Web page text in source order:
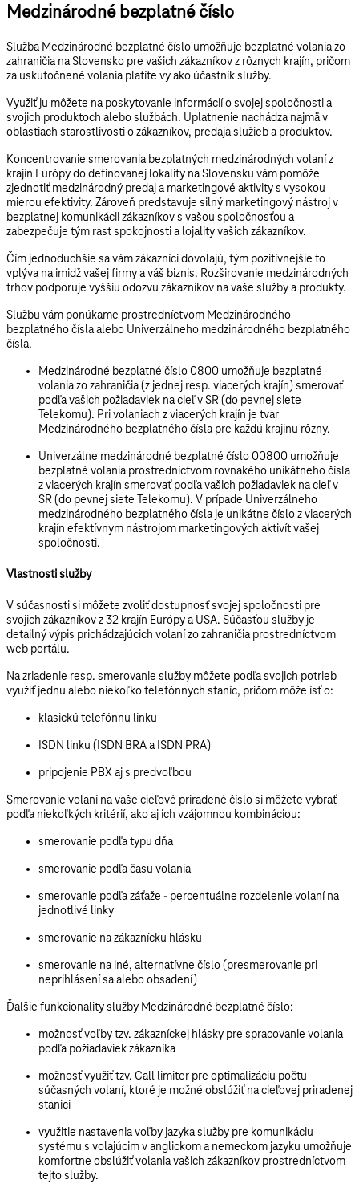
Medzinárodné bezplatné číslo
Služba Medzinárodné bezplatné číslo umožňuje bezplatné volania zo
zahraničia na Slovensko pre vašich zákazníkov z rôznych krajín, pričom
za uskutočnené volania platíte vy ako účastník služby.
Využiť ju môžete na poskytovanie informácií o svojej spoločnosti a
svojich produktoch alebo službách. Uplatnenie nachádza najmä v
oblastiach starostlivosti o zákazníkov, predaja služieb a produktov.
Koncentrovanie smerovania bezplatných medzinárodných volaní z
krajín Európy do definovanej lokality na Slovensku vám pomôže
zjednotiť medzinárodný predaj a marketingové aktivity s vysokou
mierou efektivity. Zároveň predstavuje silný marketingový nástroj v
bezplatnej komunikácii zákazníkov s vašou spoločnosťou a
zabezpečuje tým rast spokojnosti a lojality vašich zákazníkov.
Čím jednoduchšie sa vám zákazníci dovolajú, tým pozitívnejšie to
vplýva na imidž vašej firmy a váš biznis. Rozširovanie medzinárodných
trhov podporuje vyššiu odozvu zákazníkov na vaše služby a produkty.
Službu vám ponúkame prostredníctvom Medzinárodného
bezplatného číslaalebo Univerzálneho medzinárodného bezplatného
čísla.
Medzinárodné bezplatné číslo 0800 umožňuje bezplatné
volania zo zahraničia (z jednej resp. viacerých krajín) smerovať
podľa vašich požiadaviek na cieľ v SR (do pevnej siete
Telekomu). Pri volaniach z viacerých krajín je tvar
Medzinárodného bezplatného čísla pre každú krajinu rôzny.
Univerzálne medzinárodné bezplatné číslo 00800 umožňuje
bezplatné volania prostredníctvom rovnakého unikátneho čísla
z viacerých krajín smerovať podľa vašich požiadaviek na cieľ v
SR (do pevnej siete Telekomu). V prípade Univerzálneho
medzinárodného bezplatného čísla je unikátne číslo z viacerých
krajín efektívnym nástrojom marketingových aktivít vašej
spoločnosti.
Vlastnosti služby
V súčasnosti si môžete zvoliťdostupnosť svojej spoločnosti pre
svojich zákazníkovz 32 krajín Európy a USA. Súčasťou služby je
detailný výpis prichádzajúcich volaní zo zahraničia prostredníctvom
web portálu.
Nazriadenie resp. smerovanie služby môžete podľa svojich potrieb
využiť jednu alebo niekoľko telefónnych staníc, pričom môže ísť o:
klasickú telefónnu linku
ISDN linku (ISDN BRA a ISDN PRA)
pripojenie PBX aj s predvoľbou
Smerovanie volaní na vaše cieľové priradené číslo si môžete vybrať
podľa niekoľkých kritérií, ako aj ich vzájomnou kombináciou:
smerovanie podľa typu dňa
smerovanie podľa času volania
smerovanie podľa záťaže - percentuálne rozdelenie volaní na
jednotlivé linky
smerovanie na zákaznícku hlásku
smerovanie na iné, alternatívne číslo (presmerovanie pri
neprihlásení sa alebo obsadení)
Ďalšie funkcionalityslužby Medzinárodné bezplatné číslo:
možnosť voľby tzv. zákazníckej hlásky pre spracovanie volania
podľa požiadaviek zákazníka
možnosť využiť tzv. Call limiter pre optimalizáciu počtu
súčasných volaní, ktoré je možné obslúžiť na cieľovej priradenej
stanici
využitie nastavenia voľby jazyka služby pre komunikáciu
systému s volajúcim v anglickom a nemeckom jazyku umožňuje
komfortne obslúžiť volania vašich zákazníkov prostredníctvom
tejto služby.